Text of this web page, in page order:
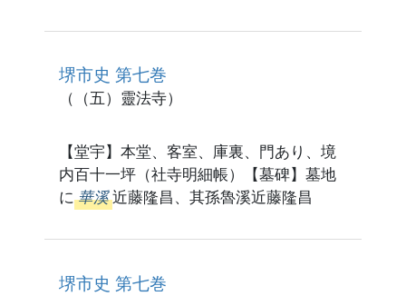
堺市史 第七巻
（（五）靈法寺）
【堂宇】本堂、客室、庫裏、門あり、境
内百十一坪（社寺明細帳）【墓碑】墓地
に 華溪 近藤隆昌、其孫魯溪近藤隆昌
堺市史 第七巻